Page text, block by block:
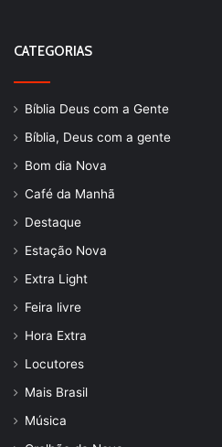
CATEGORIAS
Bíblia Deus com a Gente
Bíblia, Deus com a gente
Bom dia Nova
Café da Manhã
Destaque
Estação Nova
Extra Light
Feira livre
Hora Extra
Locutores
Mais Brasil
Música